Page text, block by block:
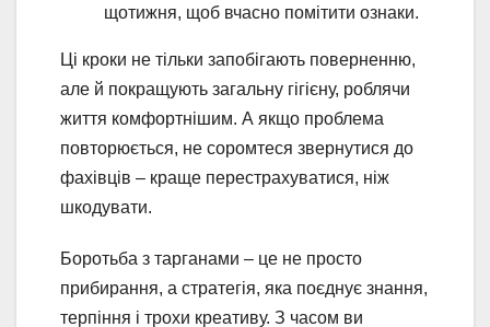
щотижня, щоб вчасно помітити ознаки.
Ці кроки не тільки запобігають поверненню,
але й покращують загальну гігієну, роблячи
життя комфортнішим. А якщо проблема
повторюється, не соромтеся звернутися до
фахівців – краще перестрахуватися, ніж
шкодувати.
Боротьба з тарганами – це не просто
прибирання, а стратегія, яка поєднує знання,
терпіння і трохи креативу. З часом ви